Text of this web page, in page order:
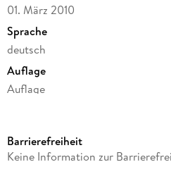
01. März 2010
Sprache
deutsch
Auflage
Auflage
Altersempfehlung
Barrierefreiheit
Keine Information zur